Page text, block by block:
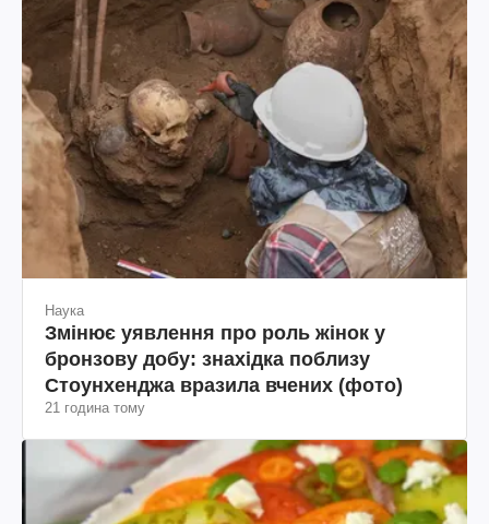
Наука
Змінює уявлення про роль жінок у
бронзову добу: знахідка поблизу
Стоунхенджа вразила вчених (фото)
21 година тому